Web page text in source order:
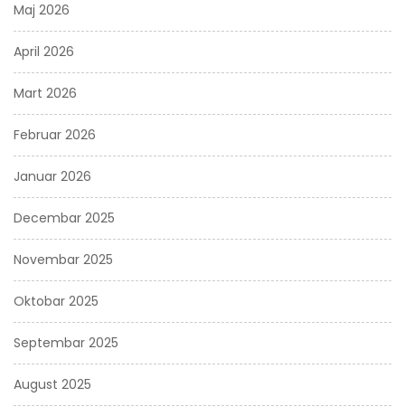
Maj 2026
April 2026
Mart 2026
Februar 2026
Januar 2026
Decembar 2025
Novembar 2025
Oktobar 2025
Septembar 2025
August 2025